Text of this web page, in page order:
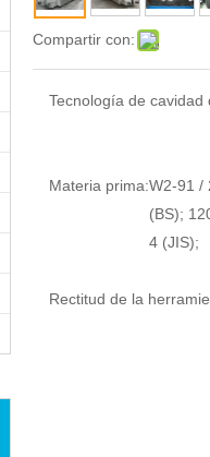
Compartir con:
Tecnología de cavidad
Materia prima:W2-91 /
(BS);
4 (JIS);
Rectitud de la